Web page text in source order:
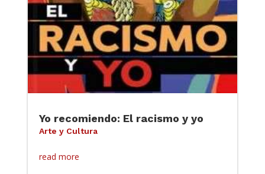
Yo recomiendo: El racismo y yo
Arte y Cultura
read more